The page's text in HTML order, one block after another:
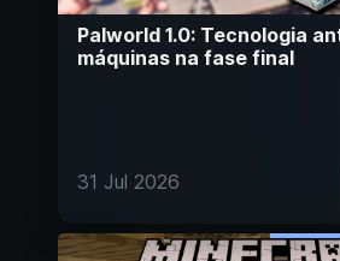
Palworld 1.0: Tecnologia
máquinas na fase final
31 Jul 2026